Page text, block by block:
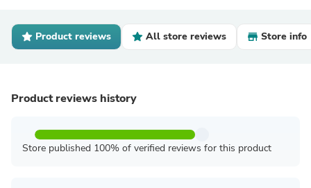
Product reviews All store reviews Store info
Product reviews history
Store published 100% of verified reviews for this product